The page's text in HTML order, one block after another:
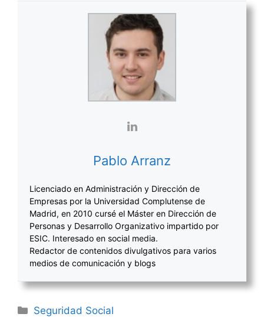
Pablo Arranz
Licenciado en Administración y Dirección de
Empresas por la Universidad Complutense de
Madrid, en 2010 cursé el Máster en Dirección de
Personas y Desarrollo Organizativo impartido por
ESIC. Interesado en social media.
Redactor de contenidos divulgativos para varios
medios de comunicación y blogs
Categorías
Seguridad Social